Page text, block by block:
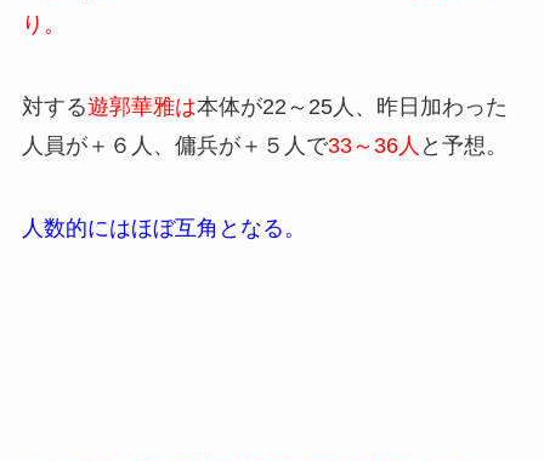
り。
対する遊郭華雅は本体が22～25人、昨日加わった
人員が＋６人、傭兵が＋５人で33～36人 と予想。
人数的にはほぼ互角となる。